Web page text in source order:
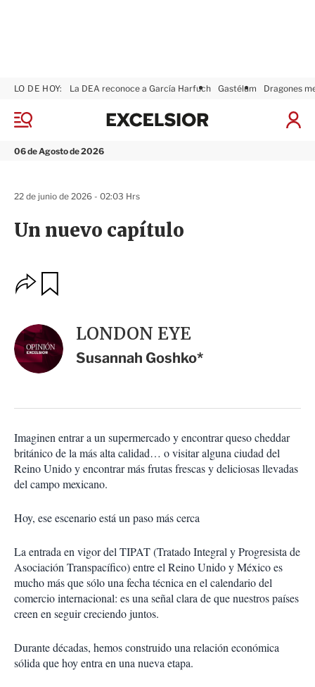
M
n
06 de Agosto de 2026
LO DE HOY: La DEA reconoce a García Harfuch Gastélum Dragones
I
x
Un nuevo capítulo
22 de junio de 2026 - 02:03 Hrs
O
p
o
n
e
s
c
m
p
a
t
r
a
r
LONDON EYE
Susannah Goshko*
Imaginen entrar a un supermercado y encontrar queso cheddar
británico de la más alta calidad… o visitar alguna ciudad del
Reino Unido y encontrar más frutas frescas y deliciosas llevadas
del campo mexicano.
Hoy, ese escenario está un paso más cerca
La entrada en vigor del TIPAT (Tratado Integral y Progresista de
Asociación Transpacífico) entre el Reino Unido y México es
mucho más que sólo una fecha técnica en el calendario del
comercio internacional: es una señal clara de que nuestros países
creen en seguir creciendo juntos.
Durante décadas, hemos construido una relación económica
sólida que hoy entra en una nueva etapa.